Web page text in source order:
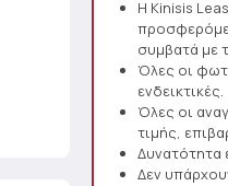
Η Kinisis
συμβατά με
Όλες οι
ενδεικτικές.
Όλες οι
τιμής,
Δεν